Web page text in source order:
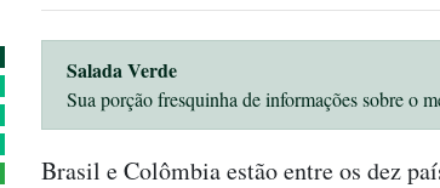
Salada Verde
Sua porção fresquinha de informações sobre o
Brasil e Colômbia estão entre os dez